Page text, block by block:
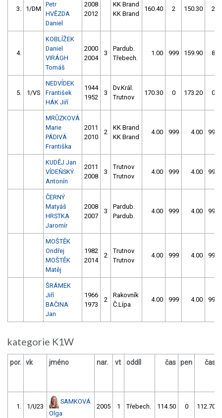
3. 1/DM
Petr
HVĚZDA
Daniel
2008
2012
KK Brand
KK Brand
160.40 2 150.30 2
4.
KOBLÍŽEK
Daniel
VIRÁGH
Tomáš
2000
2004
3
Pardub.
Třebech.
1.00 999 159.90 8
5. 1/VS
NEDVÍDEK
František
HÁK Jiří
1944
1952
3
Dv.Král.
Trutnov
170.30 0 173.20 0
MRŮZKOVÁ
Marie
PÁDIVÁ
Františka
2011
2010
2
KK Brand
KK Brand
4.00 999 4.00 999
KUDĚJ Jan
VÍDEŇSKÝ
Antonín
2011
2008
3
Trutnov
Trutnov
4.00 999 4.00 999
ČERNÝ
Matyáš
HRSTKA
Jaromír
2008
2007
3
Pardub.
Pardub.
4.00 999 4.00 999
MOŠTĚK
Ondřej
MOŠTĚK
Matěj
1982
2014
2
Trutnov
Trutnov
4.00 999 4.00 999
ŠRÁMEK
Jiří
BAČINA
Jan
1966
1973
2
Rakovník
Č.Lípa
4.00 999 4.00 999
kategorie K1W
por. vk jméno nar. vt oddíl čas pen čas
1. 1/U23
SAMKOVÁ
Olga
2005 1 Třebech. 114.50 0 112.70